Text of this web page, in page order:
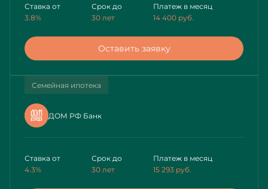
Ставка от
3.8%
Срок до
30 лет
Платеж в месяц
14 400 руб.
Оставить заявку
Семейная ипотека
ДОМ РФ Банк
Ставка от
4.3%
Срок до
30 лет
Платеж в месяц
15 293 руб.